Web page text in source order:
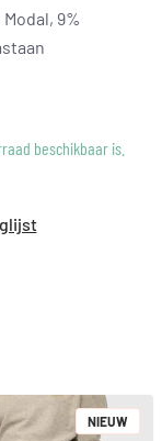
9%
beschikbaar is.
NIEUW